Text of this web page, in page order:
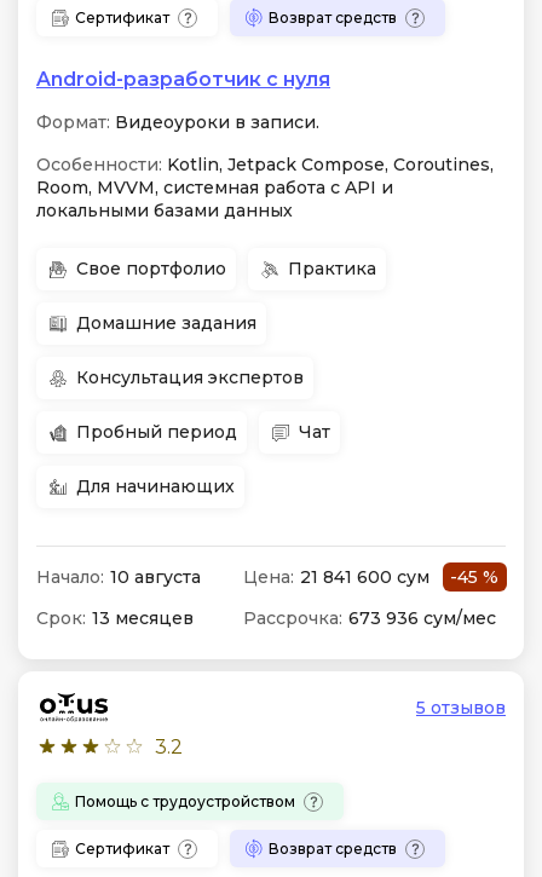
Сертификат Возврат средств
Android-разработчик с нуля
Формат: Видеоуроки в записи.
Особенности: Kotlin, Jetpack Compose, Coroutines,
Room, MVVM, системная работа с API и
локальными базами данных
Свое портфолио Практика
Домашние задания
Консультация экспертов
Пробный период Чат
Для начинающих
Начало: 10 августа Цена: 21 841 600 сум
-45 %
Срок: 13 месяцев Рассрочка: 673 936 сум/мес
3.2
5 отзывов
Помощь с трудоустройством
Сертификат Возврат средств